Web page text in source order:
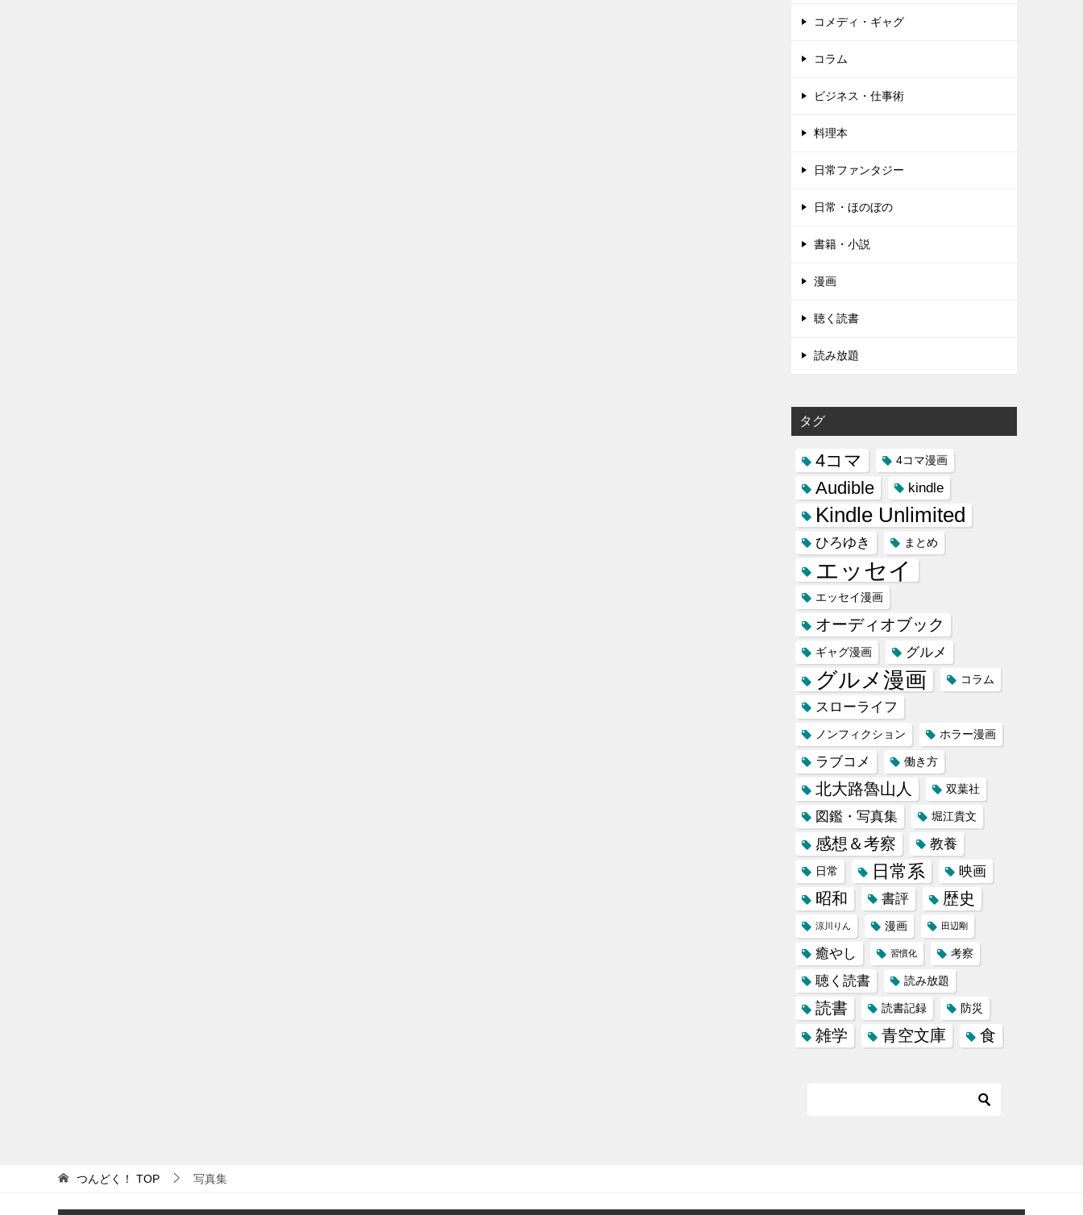
コメディ・ギャグ
コラム
ビジネス・仕事術
料理本
日常ファンタジー
日常・ほのぼの
書籍・小説
漫画
聴く読書
読み放題
タグ
4コマ 4コマ漫画
Audible kindle
Kindle Unlimited
ひろゆき まとめ
エッセイ
エッセイ漫画
オーディオブック
ギャグ漫画 グルメ
グルメ漫画 コラム
スローライフ
ノンフィクション ホラー漫画
ラブコメ 働き方
北大路魯山人 双葉社
図鑑・写真集 堀江貴文
感想＆考察 教養
日常 日常系 映画
昭和 書評 歴史
涼川りん 漫画 田辺剛
癒やし 習慣化 考察
聴く読書 読み放題
読書 読書記録 防災
雑学 青空文庫 食
つんどく！ TOP 写真集